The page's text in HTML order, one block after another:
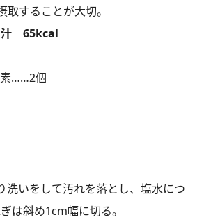
取することが大切。
汁 65kcal
素……2個
洗いをして汚れを落とし、塩水につ
は斜め1cm幅に切る。